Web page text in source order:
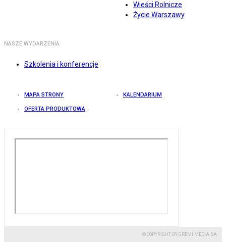
Wieści Rolnicze
Życie Warszawy
NASZE WYDARZENIA
Szkolenia i konferencje
MAPA STRONY KALENDARIUM
OFERTA PRODUKTOWA
© COPYRIGHT BY GREMI MEDIA SA